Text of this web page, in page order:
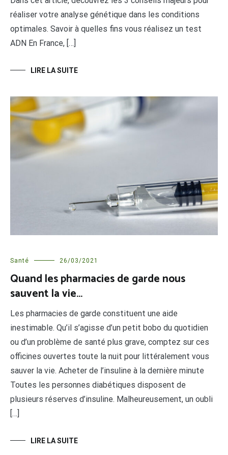
réaliser votre analyse génétique dans les conditions
optimales. Savoir à quelles fins vous réalisez un test
ADN En France, […]
LIRE LA SUITE
Santé 26/03/2021
Quand les pharmacies de garde nous
sauvent la vie…
Les pharmacies de garde constituent une aide
inestimable. Qu’il s’agisse d’un petit bobo du quotidien
ou d’un problème de santé plus grave, comptez sur ces
officines ouvertes toute la nuit pour littéralement vous
sauver la vie. Acheter de l’insuline à la dernière minute
Toutes les personnes diabétiques disposent de
plusieurs réserves d’insuline. Malheureusement, un oubli
[…]
LIRE LA SUITE